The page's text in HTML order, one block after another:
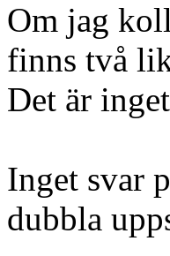
Om jag
finns två
Det är
Inget svar
dubbla